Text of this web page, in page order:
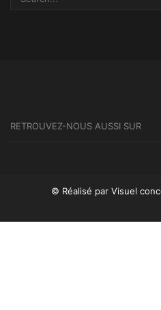
RETROUVEZ-NOUS AUSSI SUR
© Réalisé par Visuel